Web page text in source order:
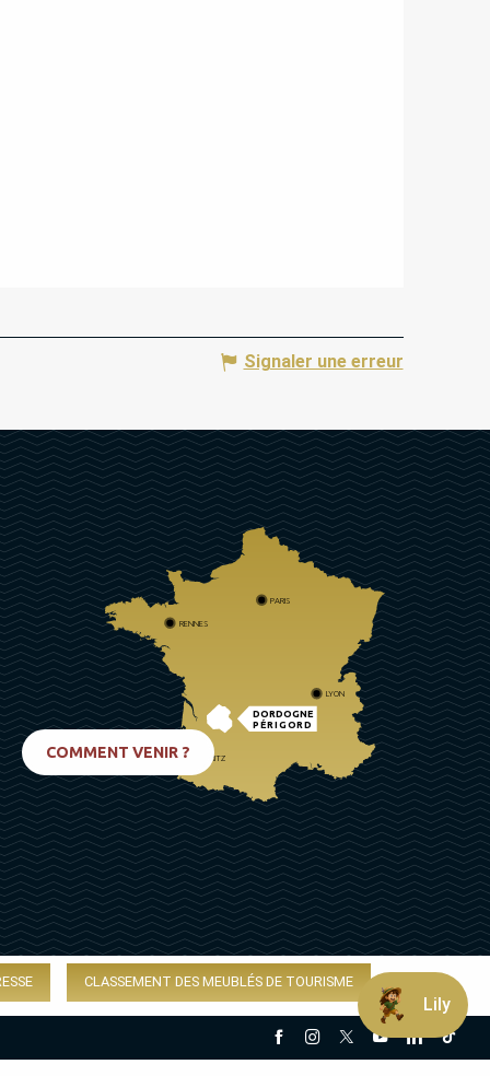
Signaler une erreur
DORDOGNE
PÉRIGORD
PARIS
RENNES
LYON
BIARRITZ
COMMENT VENIR ?
CLASSEMENT DES MEUBLÉS DE TOURISME
Lily